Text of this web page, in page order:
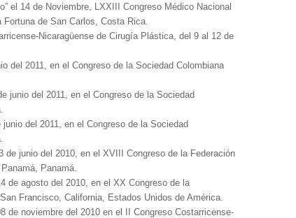
el 14 de Noviembre, LXXIII Congreso Médico Nacional
de San Carlos, Costa Rica.
Nicaragüense de Cirugía Plástica, del 9 al 12 de
del 2011, en el Congreso de la Sociedad Colombiana
junio del 2011, en el Congreso de la Sociedad
del 2011, en el Congreso de la Sociedad
de junio del 2010, en el XVIII Congreso de la Federación
Panamá.
de agosto del 2010, en el XX Congreso de la
Francisco, California, Estados Unidos de América.
de noviembre del 2010 en el II Congreso Costarricense-